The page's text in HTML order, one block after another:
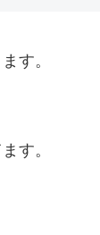
す。
す。